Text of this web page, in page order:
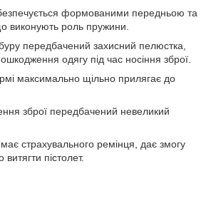
формованими передньою та
виконують роль пружини.
передбачений захисний пелюстка,
одягу під час носіння зброї.
максимально щільно прилягає до
зброї передбачений невеликий
страхувального ремінця, дає змогу
пістолет.